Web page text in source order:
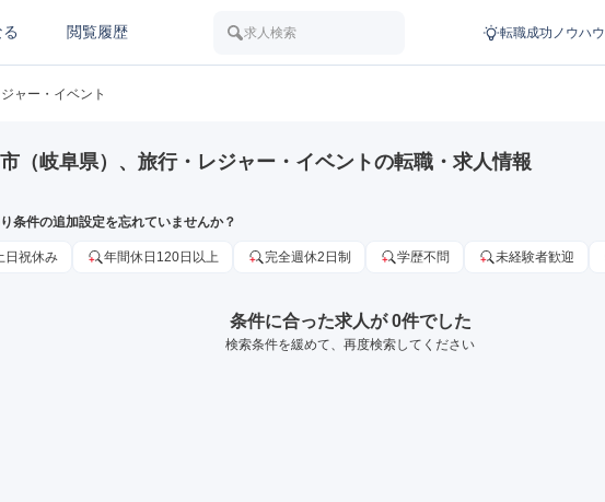
閲覧履歴 求人検索 転職成功ノウハウ
ャー・イベント
（岐阜県）、旅行・レジャー・イベントの転職・求人情報
条件の追加設定を忘れていませんか？
日祝休み 年間休日120日以上 完全週休2日制 学歴不問 未経験者歓迎
条件に合った求人が 0件でした
検索条件を緩めて、再度検索してください